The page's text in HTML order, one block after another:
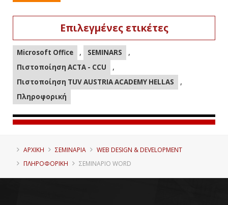
Επιλεγμένες ετικέτες
Microsoft Office , SEMINARS ,
Πιστοποίηση ACTA - CCU ,
Πιστοποίηση TUV AUSTRIA ACADEMY HELLAS ,
Πληροφορική
ΑΡΧΙΚΗ ΣΕΜΙΝΑΡΙΑ
WEB DESIGN & DEVELOPMENT
ΠΛΗΡΟΦΟΡΙΚΉ
ΣΕΜΙΝΆΡΙΟ WORD